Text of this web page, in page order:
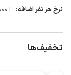
نرخ هر نفر اضافه: +100٬000 تومان / بیشتر از 4 نفر
تخفیف‌ها